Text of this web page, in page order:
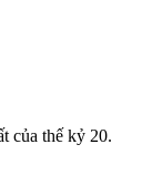
của thế kỷ 20.